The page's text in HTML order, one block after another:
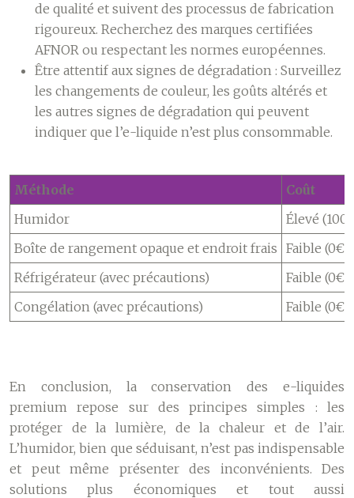
de qualité et suivent des processus de fabrication
rigoureux. Recherchez des marques certifiées
AFNOR ou respectant les normes européennes.
Être attentif aux signes de dégradation : Surveillez
les changements de couleur, les goûts altérés et
les autres signes de dégradation qui peuvent
indiquer que l’e-liquide n’est plus consommable.
Méthode
Coût
Humidor
Élevé
Boîte de rangement opaque et endroit frais Faible (0€
Réfrigérateur (avec précautions)
Faible
Congélation (avec précautions)
Faible
En conclusion, la conservation des e-liquides
premium repose sur des principes simples : les
protéger de la lumière, de la chaleur et de l’air.
L’humidor, bien que séduisant, n’est pas indispensable
et peut même présenter des inconvénients. Des
solutions plus économiques et tout aussi